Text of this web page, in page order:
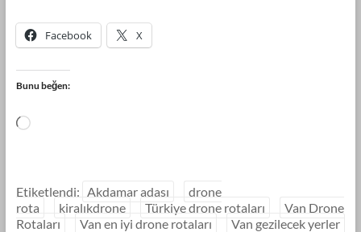
Facebook X
Bunu beğen:
Etiketlendi: Akdamar adası
drone
rota
kiralıkdrone Türkiye drone rotaları
Van Drone
Rotaları
Van en iyi drone rotaları Van gezilecek yerler